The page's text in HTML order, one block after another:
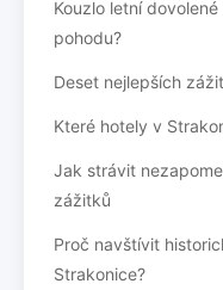
Kouzlo letní
pohodu?
Deset nejlepších
Které hotely v
Jak strávit
zážitků
Proč navštívit
Strakonice?